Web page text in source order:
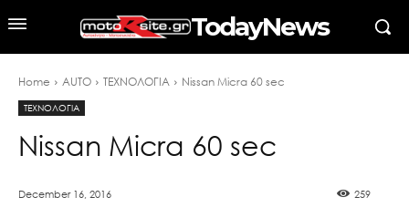
TodayNews
Home AUTO ΤΕΧΝΟΛΟΓΙΑ Nissan Micra 60 sec
ΤΕΧΝΟΛΟΓΙΑ
Nissan Micra 60 sec
December 16, 2016 259